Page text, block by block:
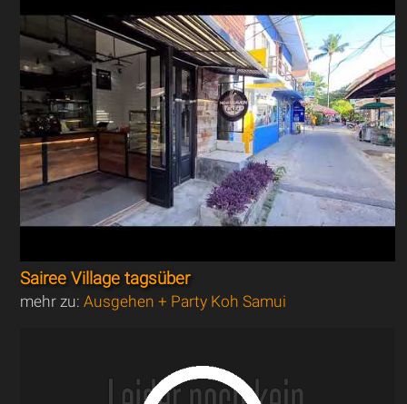
Sairee Village tagsüber
mehr zu:Ausgehen + Party Koh Samui